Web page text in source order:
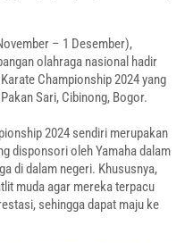
– 1 Desember),
olahraga nasional hadir
Championship 2024 yang
Sari, Cibinong, Bogor.
2024 sendiri merupakan
disponsori oleh Yamaha dalam
di dalam negeri. Khususnya,
muda agar mereka terpacu
sehingga dapat maju ke